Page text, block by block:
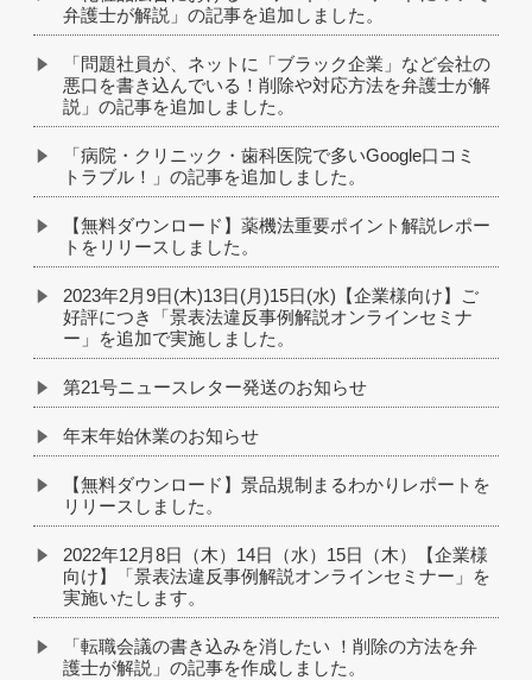
弁護士が解説」の記事を追加しました。
「問題社員が、ネットに「ブラック企業」など会社の
悪口を書き込んでいる！削除や対応方法を弁護士が解
説」の記事を追加しました。
「病院・クリニック・歯科医院で多いGoogle口コミ
トラブル！」の記事を追加しました。
【無料ダウンロード】薬機法重要ポイント解説レポー
トをリリースしました。
2023年2月9日(木)13日(月)15日(水)【企業様向け】ご
好評につき「景表法違反事例解説オンラインセミナ
ー」を追加で実施しました。
第21号ニュースレター発送のお知らせ
年末年始休業のお知らせ
【無料ダウンロード】景品規制まるわかりレポートを
リリースしました。
2022年12月8日（木）14日（水）15日（木）【企業様
向け】「景表法違反事例解説オンラインセミナー」を
実施いたします。
「転職会議の書き込みを消したい ！削除の方法を弁
護士が解説」の記事を作成しました。